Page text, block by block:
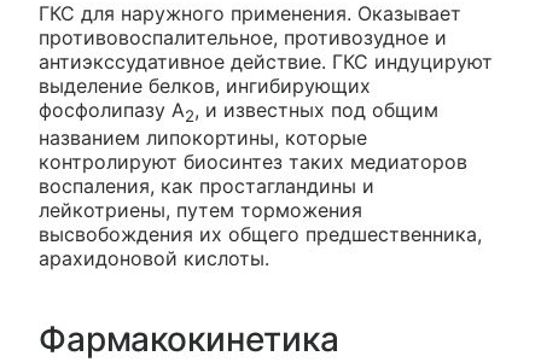
ГКС для наружного применения. Оказывает
противовоспалительное, противозудное и
антиэкссудативное действие. ГКС индуцируют
выделение белков, ингибирующих
фосфолипазу А2, и известных под общим
названием липокортины, которые
контролируют биосинтез таких медиаторов
воспаления, как простагландины и
лейкотриены, путем торможения
высвобождения их общего предшественника,
арахидоновой кислоты.
Фармакокинетика